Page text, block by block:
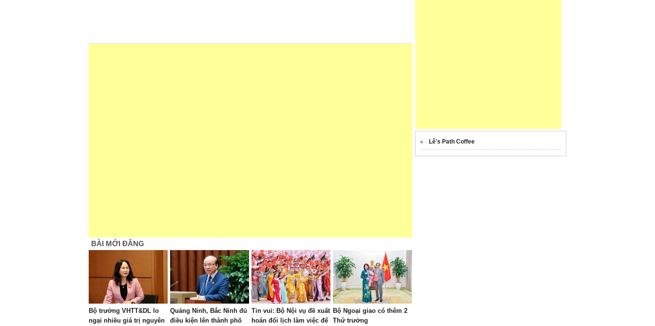
BÀI MỚI ĐĂNG
Bộ trưởng VHTT&DL lo
ngại nhiều giá trị nguyên
Quảng Ninh, Bắc Ninh đủ
điều kiện lên thành phố
Tin vui: Bộ Nội vụ đề xuất
hoán đổi lịch làm việc để
Bộ Ngoại giao có thêm 2
Thứ trưởng
Lê's Path Coffee